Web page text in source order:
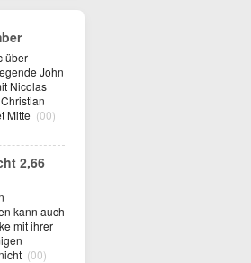
über
John
Nicolas
Mitte (00)
2,66
kann auch
mit ihrer
(00)